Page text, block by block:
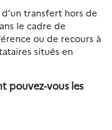
transfert hors de
le cadre de
ou de recours à
situés en
pouvez-vous les